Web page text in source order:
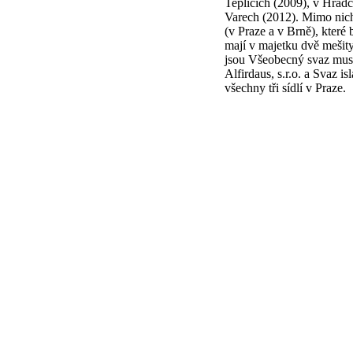
Teplicích (2009), v
Varech (2012). Mimo
(v Praze a v Brně), které
mají v majetku dvě
jsou Všeobecný svaz
Alfirdaus, s.r.o. a Svaz
všechny tři sídlí v Praze.